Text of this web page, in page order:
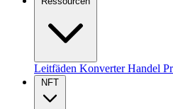
Leitfäden KonverterHandel
NFT